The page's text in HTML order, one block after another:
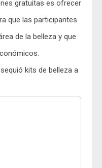
gratuitas es ofrecer
que las participantes
de la belleza y que
kits de belleza a